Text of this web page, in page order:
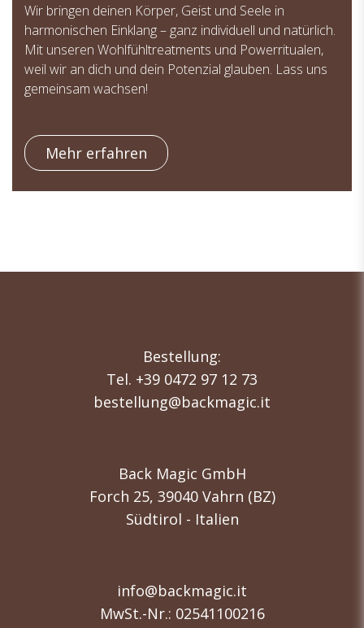
Wir bringen deinen Körper, Geist und Seele in
harmonischen Einklang – ganz individuell und natürlich.
Mit unseren Wohlfühltreatments und Powerritualen,
weil wir an dich und dein Potenzial glauben. Lass uns
gemeinsam wachsen!
Mehr erfahren
Bestellung:
Tel. +39 0472 97 12 73
bestellung@backmagic.it
Back Magic GmbH
Forch 25, 39040 Vahrn (BZ)
Südtirol - Italien
info@backmagic.it
MwSt.-Nr.: 02541100216